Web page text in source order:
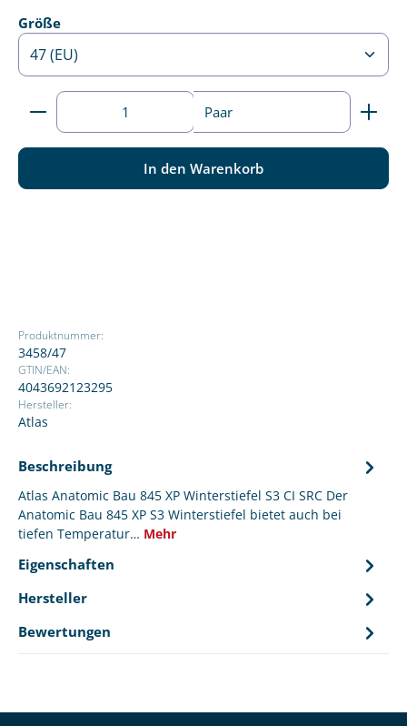
Größeauswählen
Produkt Anzahl: Gib den gewünschten Wert ein
Paar
In den Warenkorb
Produktnummer:
3458/47
GTIN/EAN:
4043692123295
Hersteller:
Atlas
Beschreibung
Atlas Anatomic Bau 845 XP Winterstiefel S3 CI SRC Der
Anatomic Bau 845 XP S3 Winterstiefel bietet auch bei
tiefen Temperatur… Mehr
Eigenschaften
Hersteller
Bewertungen